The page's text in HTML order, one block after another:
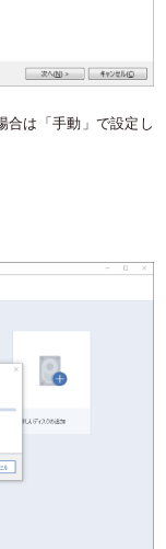
は「手動」で設定し